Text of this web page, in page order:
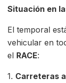
Situación en
El temporal
vehicular en
el RACE:
1. Carreteras